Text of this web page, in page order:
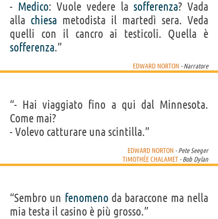
- Medico: Vuole vedere la sofferenza? Vada
alla chiesa metodista il martedì sera. Veda
quelli con il cancro ai testicoli. Quella è
sofferenza.”
EDWARD NORTON - Narratore
“- Hai viaggiato fino a qui dal Minnesota.
Come mai?
- Volevo catturare una scintilla.”
EDWARD NORTON - Pete Seeger
TIMOTHÉE CHALAMET - Bob Dylan
“Sembro un fenomeno da baraccone ma nella
mia testa il casino è più grosso.”